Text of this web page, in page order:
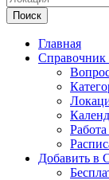
Поиск
Главная
Справочник
Добавить в